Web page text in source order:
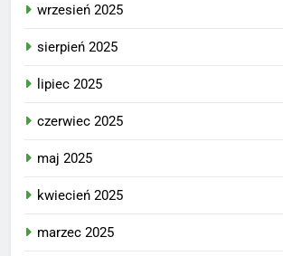
wrzesień 2025
sierpień 2025
lipiec 2025
czerwiec 2025
maj 2025
kwiecień 2025
marzec 2025